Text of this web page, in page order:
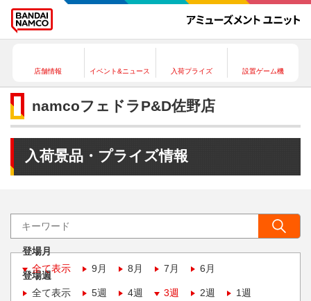
店舗情報 イベント&ニュース 入荷プライズ 設置ゲーム機
namcoフェドラP&D佐野店
入荷景品・プライズ情報
登場月
全て表示
9月 8月 7月 6月
登場週
全て表示
5週 4週 3週 2週 1週